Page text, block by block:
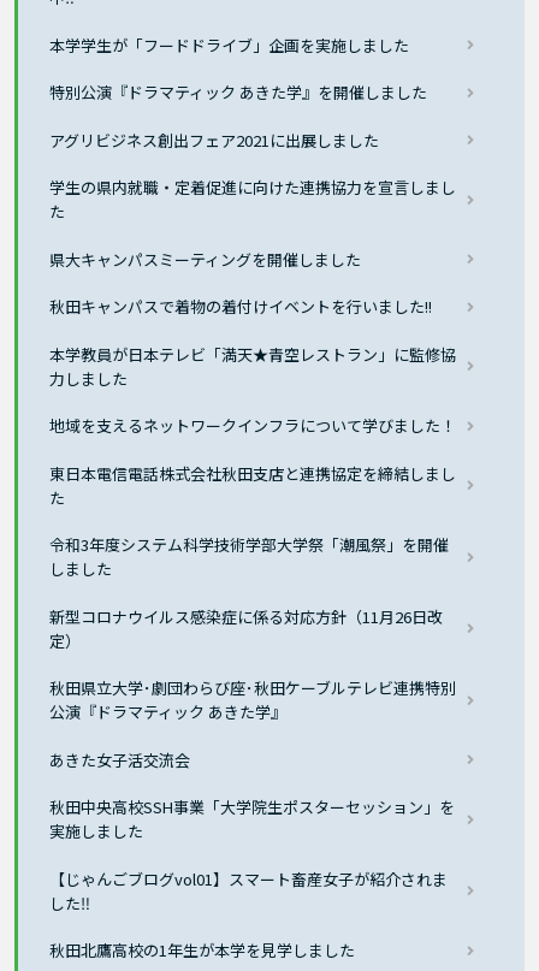
本学学生が「フードドライブ」企画を実施しました
特別公演『ドラマティック あきた学』を開催しました
アグリビジネス創出フェア2021に出展しました
学生の県内就職・定着促進に向けた連携協力を宣言しまし
た
県大キャンパスミーティングを開催しました
秋田キャンパスで着物の着付けイベントを行いました!!
本学教員が日本テレビ「満天★青空レストラン」に監修協
力しました
地域を支えるネットワークインフラについて学びました！
東日本電信電話株式会社秋田支店と連携協定を締結しまし
た
令和3年度システム科学技術学部大学祭「潮風祭」を開催
しました
新型コロナウイルス感染症に係る対応方針（11月26日改
定）
秋田県立大学･劇団わらび座･秋田ケーブルテレビ連携特別
公演『ドラマティック あきた学』
あきた女子活交流会
秋田中央高校SSH事業「大学院生ポスターセッション」を
実施しました
【じゃんごブログvol01】スマート畜産女子が紹介されま
した‼
秋田北鷹高校の1年生が本学を見学しました